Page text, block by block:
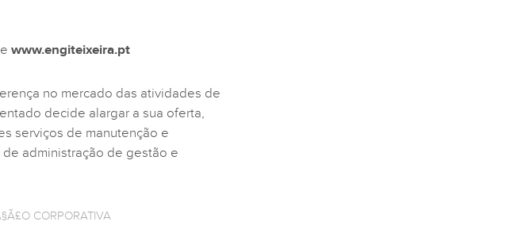
www.engiteixeira.pt
no mercado das atividades de
decide alargar a sua oferta,
serviços de manutenção e
administração de gestão e
CORPORATIVA